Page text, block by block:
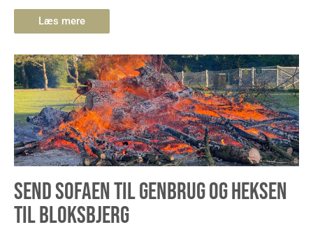
Læs mere
SEND SOFAEN TIL GENBRUG OG HEKSEN
TIL BLOKSBJERG